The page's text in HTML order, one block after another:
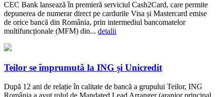
CEC Bank lansează în premieră serviciul Cash2Card, care permite
depunerea de numerar direct pe cardurile Visa și Mastercard emise
de orice bancă din România, prin intermediul bancomatelor
multifuncționale (MFM) din... detalii
Teilor se împrumută la ING și Unicredit
După 12 ani de relație în calitate de bancă a grupului Teilor, ING
România a avut rolul de Mandated Lead Arranger (aranjor principal